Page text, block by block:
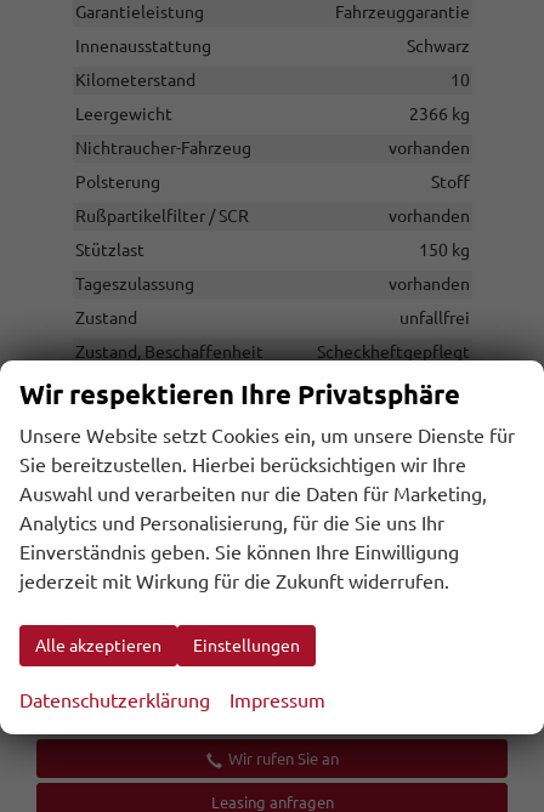
Garantieleistung
Fahrzeuggarantie
Innenausstattung
Schwarz
Kilometerstand
10
Leergewicht
2366 kg
Nichtraucher-Fahrzeug
vorhanden
Polsterung
Stoff
Rußpartikelfilter / SCR
vorhanden
Stützlast
150 kg
Tageszulassung
vorhanden
Zustand
unfallfrei
Zustand, Beschaffenheit
Scheckheftgepflegt
Zustand, Fahrfähigkeit
fahrtauglich
UVP ohne
Überführungskosten
72.495,– €
Sie sparen:
3.435,– €
4,7%
Wir rufen Sie an
Leasing anfragen
Wir respektieren Ihre Privatsphäre
Unsere Website setzt Cookies ein, um unsere Dienste für
Sie bereitzustellen. Hierbei berücksichtigen wir Ihre
Auswahl und verarbeiten nur die Daten für Marketing,
Analytics und Personalisierung, für die Sie uns Ihr
Einverständnis geben. Sie können Ihre Einwilligung
jederzeit mit Wirkung für die Zukunft widerrufen.
Alle akzeptieren Einstellungen
Datenschutzerklärung Impressum